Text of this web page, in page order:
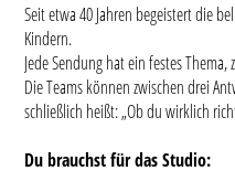
Seit etwa 40 Jahren begeistert die
Kindern.
Jede Sendung hat ein festes
Die Teams können zwischen drei
schließlich heißt: „Ob du wirklich
Du brauchst für das Studio: